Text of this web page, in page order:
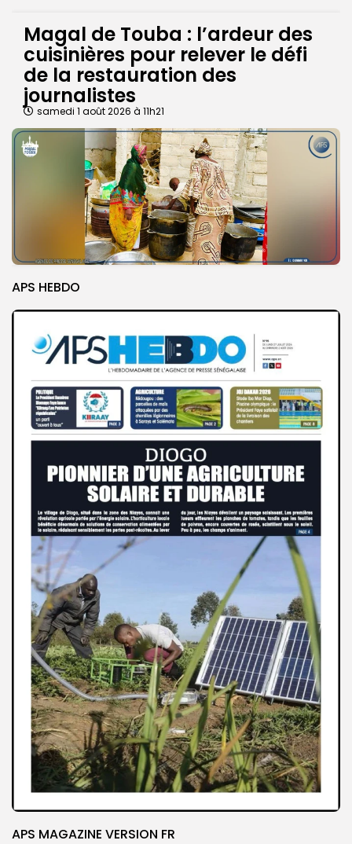
Magal de Touba : l’ardeur des
cuisinières pour relever le défi
de la restauration des
journalistes
samedi 1 août 2026 à 11h21
APS HEBDO
APS MAGAZINE VERSION FR